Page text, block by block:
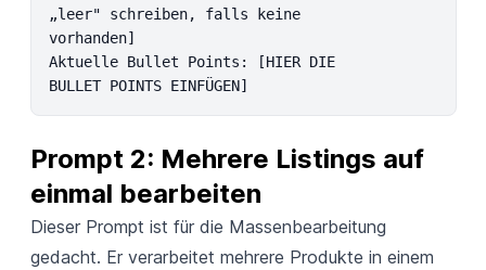
„leer" schreiben, falls keine
vorhanden]
Aktuelle Bullet Points: [HIER DIE
BULLET POINTS EINFÜGEN]
Prompt 2: Mehrere Listings auf
einmal bearbeiten
Dieser Prompt ist für die Massenbearbeitung
gedacht. Er verarbeitet mehrere Produkte in einem